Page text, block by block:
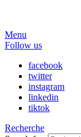
Menu
Follow us
facebook
twitter
instagram
linkedin
tiktok
Recherche